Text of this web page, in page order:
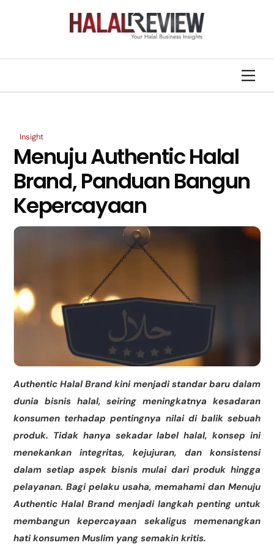
Menuju Authentic Halal
Brand, Panduan Bangun
Kepercayaan
Insight
Authentic Halal Brand kini menjadi standar baru dalam
dunia bisnis halal, seiring meningkatnya kesadaran
konsumen terhadap pentingnya nilai di balik sebuah
produk. Tidak hanya sekadar label halal, konsep ini
menekankan integritas, kejujuran, dan konsistensi
dalam setiap aspek bisnis mulai dari produk hingga
pelayanan. Bagi pelaku usaha, memahami dan Menuju
Authentic Halal Brand menjadi langkah penting untuk
membangun kepercayaan sekaligus memenangkan
hati konsumen Muslim yang semakin kritis.
To
Top